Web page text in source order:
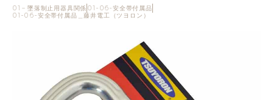
金井産業の強み
01 – 墜落制止用器具関係 01-06-安全帯付属品
01-06-安全帯付属品＿藤井電工（ツヨロン）